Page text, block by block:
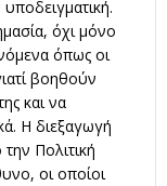
όχι μόνο
όπως οι
βοηθούν
και να
Η διεξαγωγή
Πολιτική
οι οποίοι